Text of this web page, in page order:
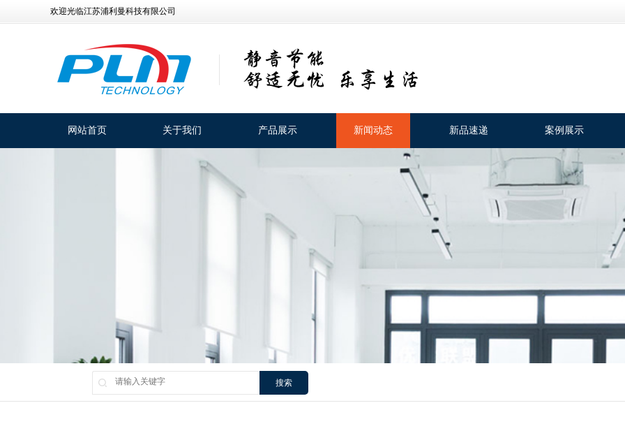
欢迎光临江苏浦利曼科技有限公司
网站首页 关于我们 产品展示 新闻动态 新品速递 案例展示
搜索